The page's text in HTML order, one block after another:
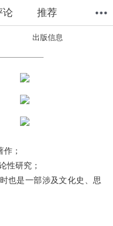
论 推荐
出版信息
；
性研究；
也是一部涉及文化史、思